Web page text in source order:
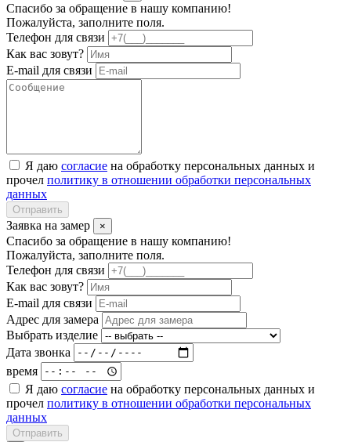
Спасибо за обращение в нашу компанию!
Пожалуйста, заполните поля.
Телефон для связи
Как вас зовут?
E-mail для связи
Я даю согласие на обработку персональных данных и
прочел политику в отношении обработки персональных
данных
Отправить
Заявка на замер ×
Спасибо за обращение в нашу компанию!
Пожалуйста, заполните поля.
Телефон для связи
Как вас зовут?
E-mail для связи
Адрес для замера
Выбрать изделие
Дата звонка
время
Я даю согласие на обработку персональных данных и
прочел политику в отношении обработки персональных
данных
Отправить